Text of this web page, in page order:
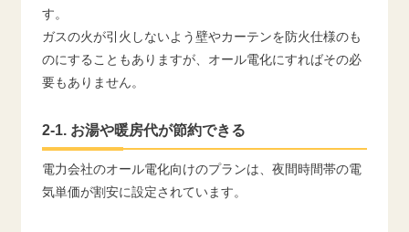
す。
ガスの火が引火しないよう壁やカーテンを防火仕様のも
のにすることもありますが、オール電化にすればその必
要もありません。
2-1. お湯や暖房代が節約できる
電力会社のオール電化向けのプランは、夜間時間帯の電
気単価が割安に設定されています。